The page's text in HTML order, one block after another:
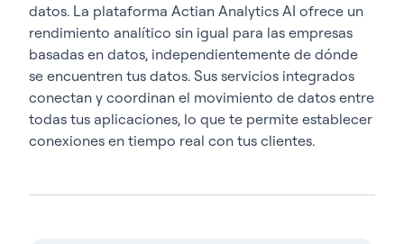
datos. La plataforma Actian Analytics AI ofrece un
rendimiento analítico sin igual para las empresas
basadas en datos, independientemente de dónde
se encuentren tus datos. Sus servicios integrados
conectan y coordinan el movimiento de datos entre
todas tus aplicaciones, lo que te permite establecer
conexiones en tiempo real con tus clientes.